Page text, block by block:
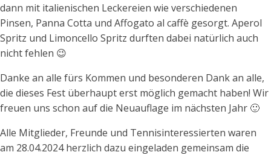
dann mit italienischen Leckereien wie verschiedenen
Pinsen, Panna Cotta und Affogato al caffè gesorgt. Aperol
Spritz und Limoncello Spritz durften dabei natürlich auch
nicht fehlen 😉
Danke an alle fürs Kommen und besonderen Dank an alle,
die dieses Fest überhaupt erst möglich gemacht haben! Wir
freuen uns schon auf die Neuauflage im nächsten Jahr 🙂
Alle Mitglieder, Freunde und Tennisinteressierten waren
am 28.04.2024 herzlich dazu eingeladen gemeinsam die